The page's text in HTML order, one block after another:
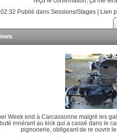
02:32 Publié dans Sessions/Stages Lien
Week end à Carcassonne malgré les
innérant au kick qui a cassé dans le
pignonerie, obligeant de re ouvrir